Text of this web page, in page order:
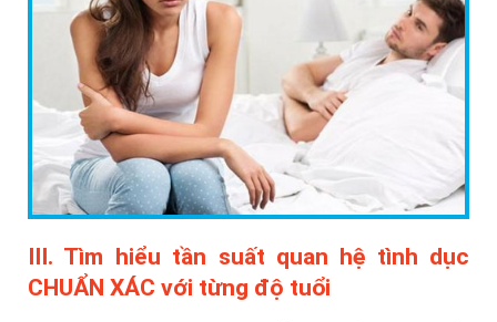
III. Tìm hiểu tần suất quan hệ tình dục
CHUẨN XÁC với từng độ tuổi